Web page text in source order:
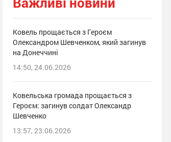
Ковель прощається з Героєм
Олександром Шевченком, який загинув
на Донеччині
14:50, 24.06.2026
Ковельська громада прощається з
Героєм: загинув солдат Олександр
Шевченко
13:57, 23.06.2026